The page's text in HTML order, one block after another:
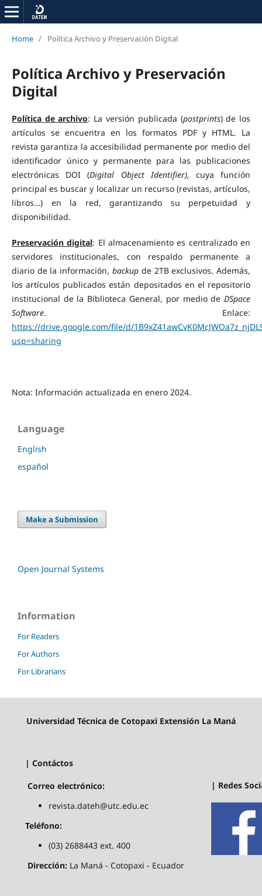
Home / Política Archivo y Preservación Digital
Política Archivo y Preservación
Digital
Política de archivo: La versión publicada (postprints) de los
artículos se encuentra en los formatos PDF y HTML. La
revista garantiza la accesibilidad permanente por medio del
identificador único y permanente para las publicaciones
electrónicas DOI (Digital Object Identifier), cuya función
principal es buscar y localizar un recurso (revistas, artículos,
libros…) en la red, garantizando su perpetuidad y
disponibilidad.
Preservación digital: El almacenamiento es centralizado en
servidores institucionales, con respaldo permanente a
diario de la información, backup de 2TB exclusivos. Además,
los artículos publicados están depositados en el repositorio
institucional de la Biblioteca General, por medio deDSpace
Software. Enlace:
https://drive.google.com/file/d/
usp=sharing
Nota: Información actualizada en enero 2024.
Language
English
español
Make a Submission
Open Journal Systems
Information
For Readers
For Authors
For Librarians
Universidad Técnica de Cotopaxi Extensión La Maná
| Contáctos
Correo electrónico:
revista.dateh@utc.edu.ec
Teléfono:
(03) 2688443 ext. 400
Dirección: La Maná - Cotopaxi - Ecuador
| Redes